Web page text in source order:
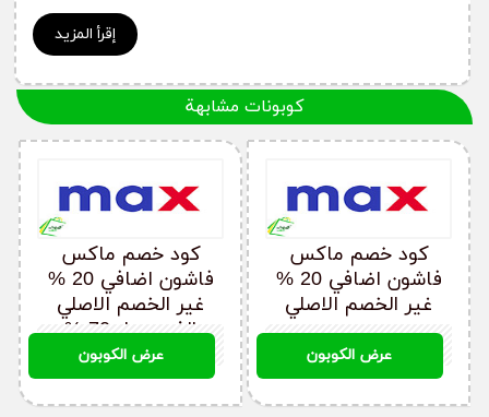
إقرأ المزيد
كوبونات مشابهة
كود خصم ماكس
فاشون اضافي 20 %
غير الخصم الاصلي
الذي يصل 70 %
MY800عرض الكوبون
كود خصم ماكس
فاشون اضافي 20 %
غير الخصم الاصلي
MY800عرض الكوبون